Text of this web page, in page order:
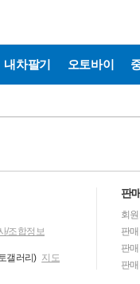
내차팔기 오토바이
/조합정보
갤러리) 지도
판
회
판
판
판